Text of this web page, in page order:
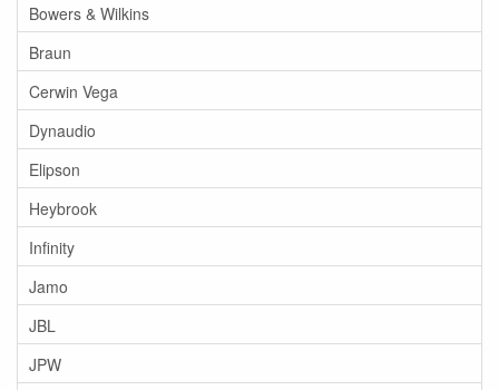
Bowers & Wilkins
Braun
Cerwin Vega
Dynaudio
Elipson
Heybrook
Infinity
Jamo
JBL
JPW